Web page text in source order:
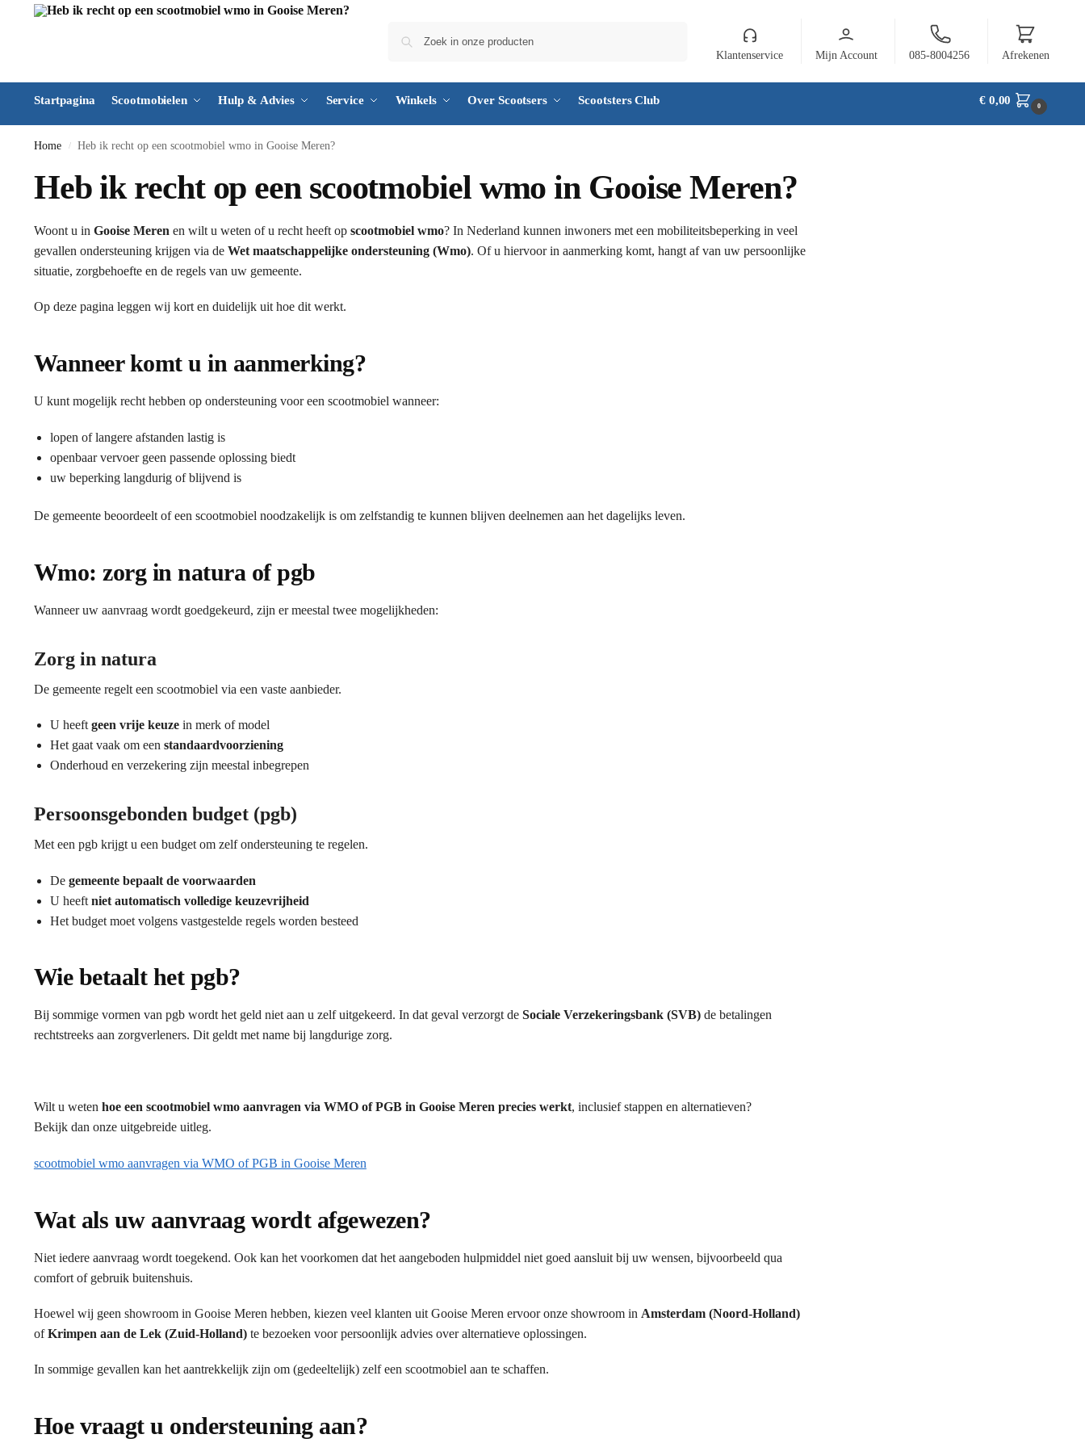
Klantenservice Mijn Account 085-8004256 Afrekenen
Startpagina Scootmobielen Hulp & Advies Service Winkels Over Scootsers Scootsters Club €0,00 0
Home / Heb ik recht op een scootmobiel wmo in Gooise Meren?
Heb ik recht op een scootmobiel wmo in Gooise Meren?
Woont u in Gooise Meren en wilt u weten of u recht heeft op scootmobiel wmo? In Nederland kunnen inwoners met een mobiliteitsbeperking in veel
gevallen ondersteuning krijgen via de Wet maatschappelijke ondersteuning (Wmo). Of u hiervoor in aanmerking komt, hangt af van uw persoonlijke
situatie, zorgbehoefte en de regels van uw gemeente.
Op deze pagina leggen wij kort en duidelijk uit hoe dit werkt.
Wanneer komt u in aanmerking?
U kunt mogelijk recht hebben op ondersteuning voor een scootmobiel wanneer:
lopen of langere afstanden lastig is
openbaar vervoer geen passende oplossing biedt
uw beperking langdurig of blijvend is
De gemeente beoordeelt of een scootmobiel noodzakelijk is om zelfstandig te kunnen blijven deelnemen aan het dagelijks leven.
Wmo: zorg in natura of pgb
Wanneer uw aanvraag wordt goedgekeurd, zijn er meestal twee mogelijkheden:
Zorg in natura
De gemeente regelt een scootmobiel via een vaste aanbieder.
U heeft geen vrije keuzein merk of model
Het gaat vaak om een standaardvoorziening
Onderhoud en verzekering zijn meestal inbegrepen
Persoonsgebonden budget (pgb)
Met een pgb krijgt u een budget om zelf ondersteuning te regelen.
De gemeente bepaalt de voorwaarden
U heeft niet automatisch volledige keuzevrijheid
Het budget moet volgens vastgestelde regels worden besteed
Wie betaalt het pgb?
Bij sommige vormen van pgb wordt het geld niet aan u zelf uitgekeerd. In dat geval verzorgt de Sociale Verzekeringsbank (SVB)de betalingen
rechtstreeks aan zorgverleners. Dit geldt met name bij langdurige zorg.
Wilt u weten hoe een scootmobiel wmo aanvragen via WMO of PGB in Gooise Meren precies werkt, inclusief stappen en alternatieven?
Bekijk dan onze uitgebreide uitleg.
scootmobiel wmo aanvragen via WMO of PGB in Gooise Meren
Wat als uw aanvraag wordt afgewezen?
Niet iedere aanvraag wordt toegekend. Ook kan het voorkomen dat het aangeboden hulpmiddel niet goed aansluit bij uw wensen, bijvoorbeeld qua
comfort of gebruik buitenshuis.
Hoewel wij geen showroom in Gooise Meren hebben, kiezen veel klanten uit Gooise Meren ervoor onze showroom in Amsterdam (Noord-Holland)
ofKrimpen aan de Lek (Zuid-Holland)te bezoeken voor persoonlijk advies over alternatieve oplossingen.
In sommige gevallen kan het aantrekkelijk zijn om (gedeeltelijk) zelf een scootmobiel aan te schaffen.
Hoe vraagt u ondersteuning aan?